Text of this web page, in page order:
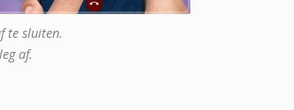
te sluiten.
af.